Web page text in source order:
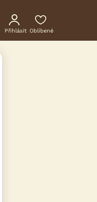
Přihlásit Oblíbené